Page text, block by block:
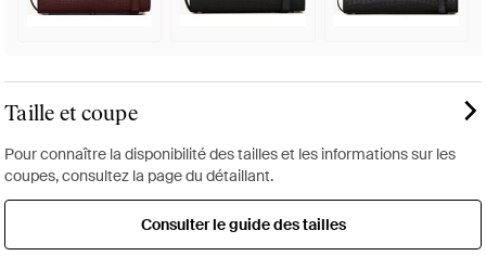
Taille et coupe
Pour connaître la disponibilité des tailles et les informations sur les
coupes, consultez la page du détaillant.
Consulter le guide des tailles